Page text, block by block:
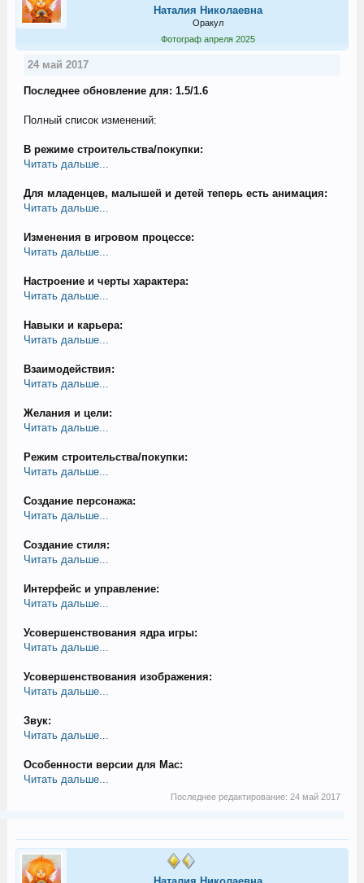
Наталия Николаевна
Оракул
Фотограф апреля 2025
24 май 2017
Последнее обновление для: 1.5/1.6
Полный список изменений:
В режиме строительства/покупки:
Читать дальше...
Для младенцев, малышей и детей теперь есть анимация:
Читать дальше...
Изменения в игровом процессе:
Читать дальше...
Настроение и черты характера:
Читать дальше...
Навыки и карьера:
Читать дальше...
Взаимодействия:
Читать дальше...
Желания и цели:
Читать дальше...
Режим строительства/покупки:
Читать дальше...
Создание персонажа:
Читать дальше...
Создание стиля:
Читать дальше...
Интерфейс и управление:
Читать дальше...
Усовершенствования ядра игры:
Читать дальше...
Усовершенствования изображения:
Читать дальше...
Звук:
Читать дальше...
Особенности версии для Mac:
Читать дальше...
Последнее редактирование:24 май 2017